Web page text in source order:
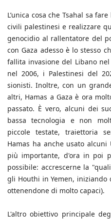
L’unica cosa che Tsahal sa
civili palestinesi e realizzare
genocidio al rallentatore del
con Gaza adesso è lo stesso
fallita invasione del Libano
nel 2006, i Palestinesi del
sionisti. Inoltre, con un
altri, Hamas a Gaza è ora
passato. È vero, alcuni dei
bassa tecnologia e non
piccole testate, traiettoria
Hamas ha anche usato alcuni
più importante, d'ora in poi
possibile: accrescerne la
gli Houthi in Yemen,
ottenendone di molto capaci).
L'altro obiettivo principale